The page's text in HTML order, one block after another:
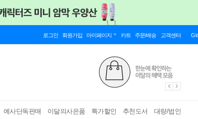
로그인 회원가입 마이페이지 카트 주문/배송 고객센터
예사단독판매 이달의사은품 특가할인 추천도서 대량/법인